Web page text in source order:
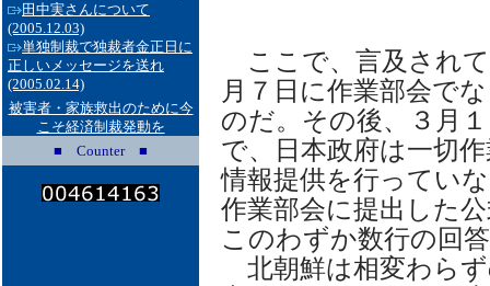
田中実さんについて
(2005.12.03)
単独制裁で独裁者金正日に
正しいメッセージを送れ
(2005.02.14)
被害者・家族救出のために今
こそ経済制裁発動を
■ Counter ■
ここで、言及され
月７日に作業部会で
のだ。その後、３月
で、日本政府は一切
情報提供を行ってい
作業部会に提出した
このわずか数行の回
北朝鮮は相変わらず